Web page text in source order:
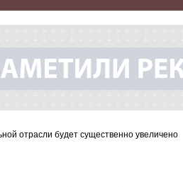
отрасли будет существенно увеличено